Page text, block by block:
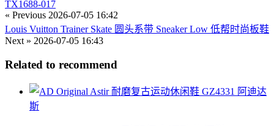
TX1688-017
« Previous 2026-07-05 16:42
Louis Vuitton Trainer Skate 圆头系带 Sneaker Low 低帮时尚板鞋
Next » 2026-07-05 16:43
Related to recommend
阿迪达
斯